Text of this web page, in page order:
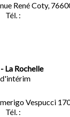
René Coty,
Tél. :
La Rochelle
Vespucci
Tél. :